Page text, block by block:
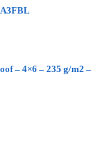
– 4×6 – 235 g/m2 –